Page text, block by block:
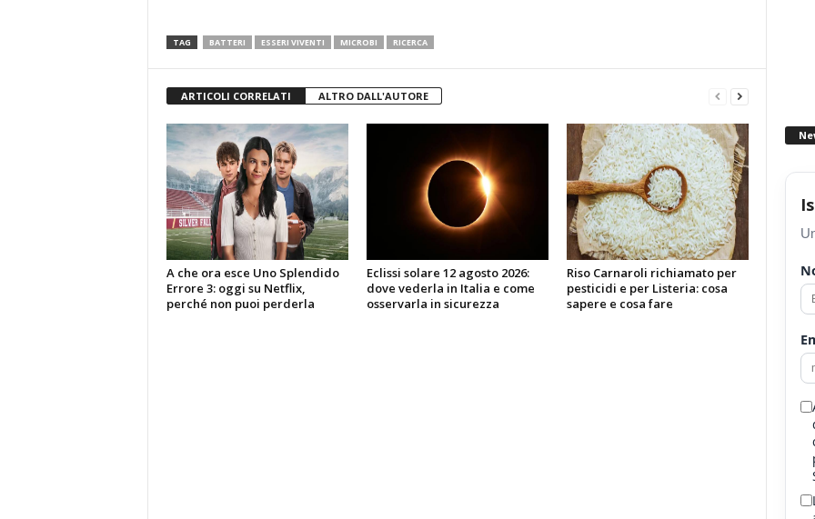
TAG BATTERI ESSERI VIVENTI MICROBI RICERCA
ARTICOLI CORRELATI ALTRO DALL'AUTORE
A che ora esce Uno Splendido
Errore 3: oggi su Netflix,
perché non puoi perderla
Eclissi solare 12 agosto 2026:
dove vederla in Italia e come
osservarla in sicurezza
Riso Carnaroli richiamato per
pesticidi e per Listeria: cosa
sapere e cosa fare